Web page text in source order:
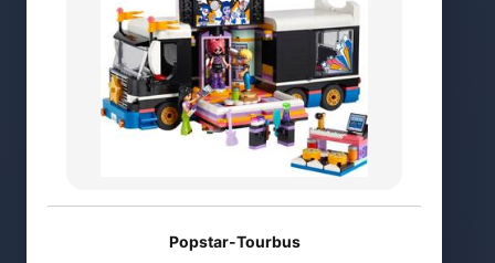
Popstar-Tourbus